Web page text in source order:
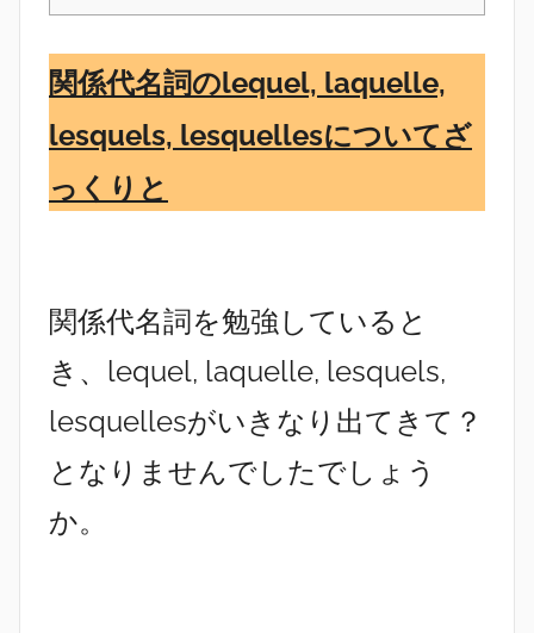
関係代名詞のlequel, laquelle,
lesquels, lesquellesについてざ
っくりと
関係代名詞を勉強していると
き、lequel, laquelle, lesquels,
lesquellesがいきなり出てきて？
となりませんでしたでしょう
か。